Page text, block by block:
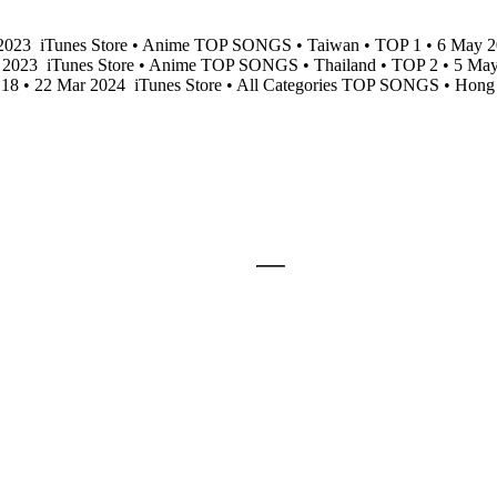
iTunes Store • Anime TOP SONGS • Taiwan • TOP 1 • 6 May
iTunes Store • Anime TOP SONGS • Thailand • TOP 2 • 5
• 22 Mar 2024 iTunes Store • All Categories TOP SONGS •